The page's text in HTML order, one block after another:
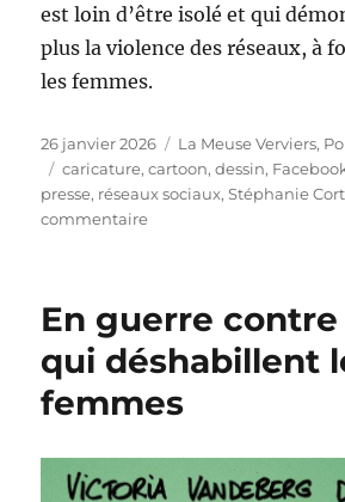
est loin d’être isolé et qui
plus la violence des réseaux, à
les femmes.
Publié
le
26 janvier 2026 Catégories
La Meuse Verviers,
Étiquettes
caricature,cartoon,dessin,
presse, réseaux sociaux,Stéphanie
commentairesur
au
En guerre contre
qui déshabillent
femmes